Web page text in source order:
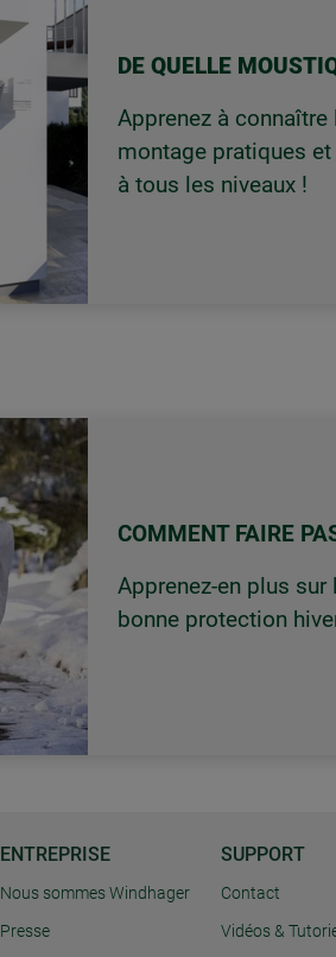
DE QUELLE
Apprenez à
montage pratiques
à tous les niveaux !
COMMENT FAIRE
Apprenez-en plus
bonne protection
ENTREPRISE
Nous sommes Windhager
Presse
SUPPORT
Contact
Vidéos &